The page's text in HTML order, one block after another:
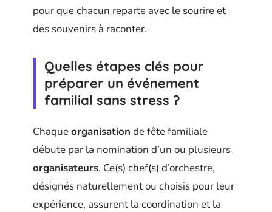
pour que chacun reparte avec le sourire et
des souvenirs à raconter.
Quelles étapes clés pour
préparer un événement
familial sans stress ?
Chaqueorganisation de fête familiale
débute par la nomination d’un ou plusieurs
organisateurs. Ce(s) chef(s) d’orchestre,
désignés naturellement ou choisis pour leur
expérience, assurent la coordination et la